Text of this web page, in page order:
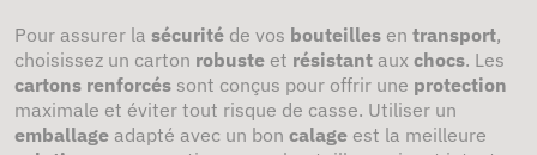
Pour assurer la sécurité de vos bouteilles en transport,
choisissez un carton robuste et résistant aux chocs. Les
cartons renforcés sont conçus pour offrir une protection
maximale et éviter tout risque de casse. Utiliser un
emballage adapté avec un bon calage est la meilleure